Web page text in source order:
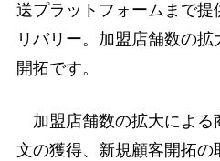
送プラットフォームまで
リバリー。加盟店舗数の
開拓です。
加盟店舗数の拡大による
文の獲得、新規顧客開拓の